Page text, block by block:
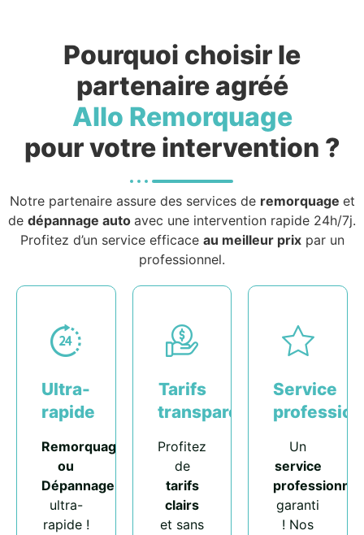
Pourquoi choisir le
partenaire agréé
Allo Remorquage
pour votre intervention ?
Notre partenaire assure des services de remorquage et
de dépannage auto avec une intervention rapide 24h/7j.
Profitez d’un service efficace au meilleur prixpar un
professionnel.
Ultra-
rapide
Remorquage
ou
Dépannage
ultra-
rapide !
Tarifs
transparents
Profitez
de
tarifs
clairs
et sans
Service
Un
service
professionnel
garanti
! Nos